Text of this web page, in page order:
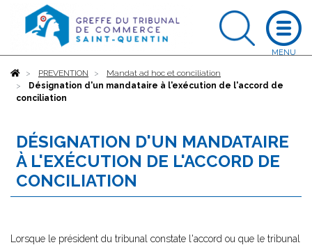
AccueilPREVENTION
Mandat ad hoc et conciliation
Désignation d'un mandataire à l'exécution de l'accord de
conciliation
DÉSIGNATION D'UN MANDATAIRE
À L'EXÉCUTION DE L'ACCORD DE
CONCILIATION
Lorsque le président du tribunal constate l'accord ou que le tribunal